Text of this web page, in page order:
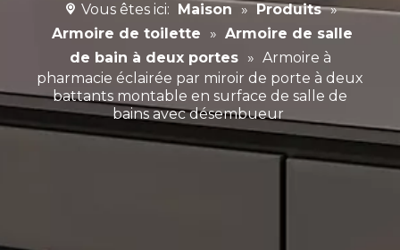
Vous êtes ici: Maison » Produits »
Armoire de toilette
» Armoire de salle
de bain à deux portes
» Armoire à
pharmacie éclairée par miroir de porte à deux
battants montable en surface de salle de
bains avec désembueur